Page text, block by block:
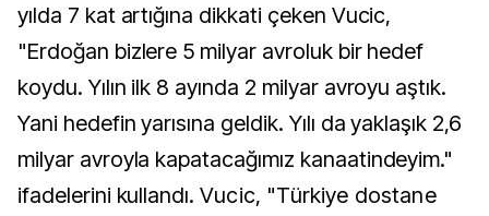
yılda 7 kat artığına dikkati çeken Vucic,
"Erdoğan bizlere 5 milyar avroluk bir hedef
koydu. Yılın ilk 8 ayında 2 milyar avroyu aştık.
Yani hedefin yarısına geldik. Yılı da yaklaşık 2,6
milyar avroyla kapatacağımız kanaatindeyim."
ifadelerini kullandı.Vucic, "Türkiye dostane